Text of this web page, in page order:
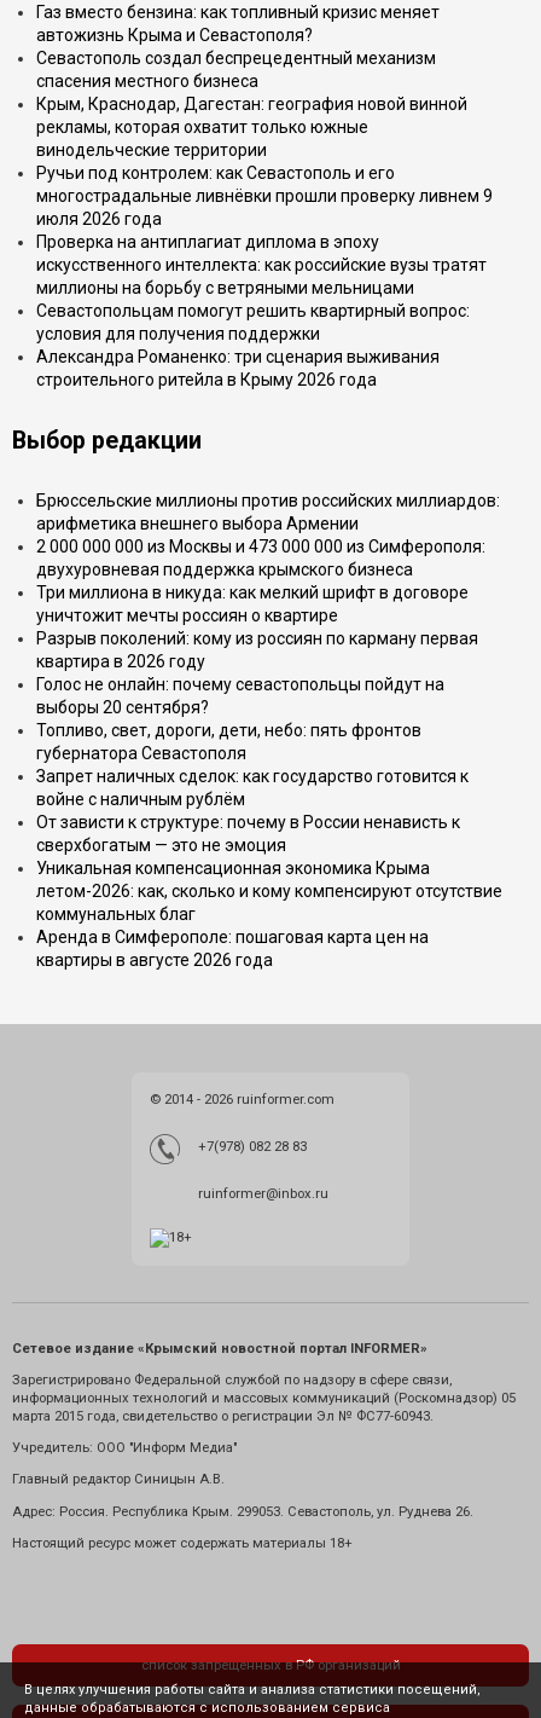
Газ вместо бензина: как топливный кризис меняет
автожизнь Крыма и Севастополя?
Севастополь создал беспрецедентный механизм
спасения местного бизнеса
Крым, Краснодар, Дагестан: география новой винной
рекламы, которая охватит только южные
винодельческие территории
Ручьи под контролем: как Севастополь и его
многострадальные ливнёвки прошли проверку ливнем 9
июля 2026 года
Проверка на антиплагиат диплома в эпоху
искусственного интеллекта: как российские вузы тратят
миллионы на борьбу с ветряными мельницами
Севастопольцам помогут решить квартирный вопрос:
условия для получения поддержки
Александра Романенко: три сценария выживания
строительного ритейла в Крыму 2026 года
Выбор редакции
Брюссельские миллионы против российских миллиардов:
арифметика внешнего выбора Армении
2 000 000 000 из Москвы и 473 000 000 из Симферополя:
двухуровневая поддержка крымского бизнеса
Три миллиона в никуда: как мелкий шрифт в договоре
уничтожит мечты россиян о квартире
Разрыв поколений: кому из россиян по карману первая
квартира в 2026 году
Голос не онлайн: почему севастопольцы пойдут на
выборы 20 сентября?
Топливо, свет, дороги, дети, небо: пять фронтов
губернатора Севастополя
Запрет наличных сделок: как государство готовится к
войне с наличным рублём
От зависти к структуре: почему в России ненависть к
сверхбогатым — это не эмоция
Уникальная компенсационная экономика Крыма
летом-2026: как, сколько и кому компенсируют отсутствие
коммунальных благ
Аренда в Симферополе: пошаговая карта цен на
квартиры в августе 2026 года
© 2014 - 2026 ruinformer.com
+7(978) 082 28 83
ruinformer@inbox.ru
Сетевое издание «Крымский новостной портал INFORMER»
Зарегистрировано Федеральной службой по надзору в сфере связи,
информационных технологий и массовых коммуникаций (Роскомнадзор) 05
марта 2015 года, свидетельство о регистрации Эл № ФС77-60943.
Учредитель: ООО "Информ Медиа"
Главный редактор Синицын А.В.
Адрес: Россия. Республика Крым. 299053. Севастополь, ул. Руднева 26.
Настоящий ресурс может содержать материалы 18+
список запрещенных в РФ организаций
В целях улучшения работы сайта и анализа статистики посещений,
данные обрабатываются с использованием сервиса